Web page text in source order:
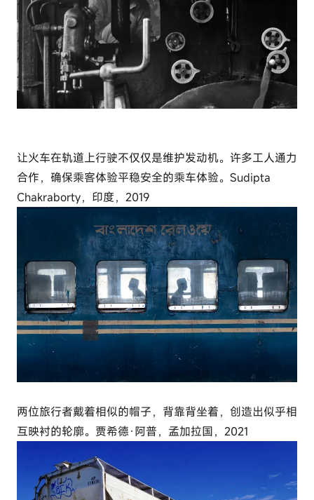
让火车在轨道上行驶不仅仅是维护发动机。许多工人通力
合作，确保乘客体验平稳安全的乘车体验。Sudipta
Chakraborty，印度，2019
两位旅行者戴着相似的帽子，背靠背坐着，创造出似乎相
互映衬的轮廓。贾希德·阿普，孟加拉国，2021